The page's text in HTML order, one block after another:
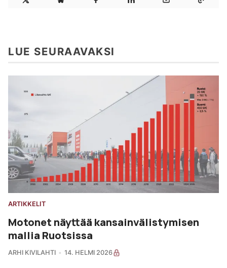
LUE SEURAAVAKSI
ARTIKKELIT
Motonet näyttää kansainvälistymisen
mallia Ruotsissa
ARHI KIVILAHTI 14. HELMI 2026